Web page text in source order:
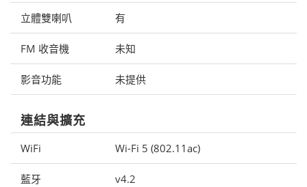
立體雙喇叭 有
FM 收音機 未知
影音功能 未提供
連結與擴充
WiFi Wi-Fi 5 (802.11ac)
藍牙 v4.2